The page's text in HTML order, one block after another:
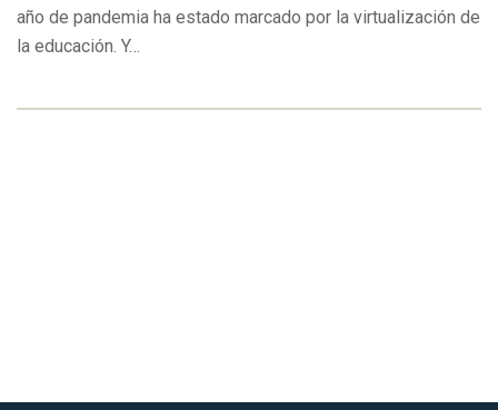
año de pandemia ha estado marcado por la virtualización de
la educación. Y…